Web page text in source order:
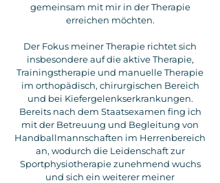
gemeinsam mit mir in der Therapie
erreichen möchten.
Der Fokus meiner Therapie richtet sich
insbesondere auf die aktive Therapie,
Trainingstherapie und manuelle Therapie
im orthopädisch, chirurgischen Bereich
und bei Kiefergelenkserkrankungen.
Bereits nach dem Staatsexamen fing ich
mit der Betreuung und Begleitung von
Handballmannschaften im Herrenbereich
an, wodurch die Leidenschaft zur
Sportphysiotherapie zunehmend wuchs
und sich ein weiterer meiner